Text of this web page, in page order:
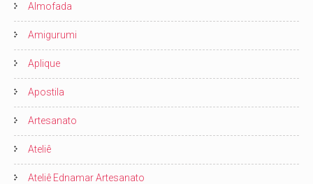
Almofada
Amigurumi
Aplique
Apostila
Artesanato
Ateliê
Ateliê Ednamar Artesanato